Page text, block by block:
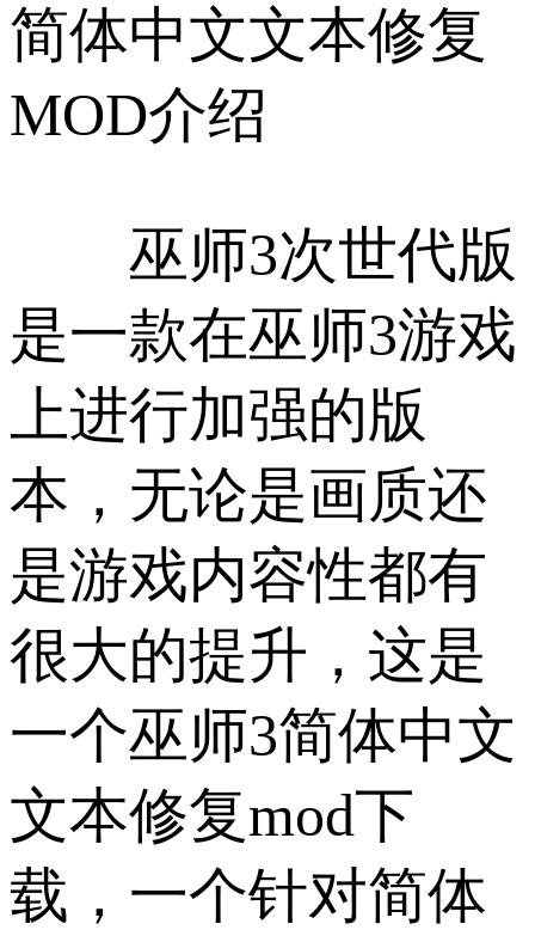
简体中文文本修复
MOD介绍
巫师3次世代版
是一款在巫师3游戏
上进行加强的版
本，无论是画质还
是游戏内容性都有
很大的提升，这是
一个巫师3简体中文
文本修复mod下
载，一个针对简体